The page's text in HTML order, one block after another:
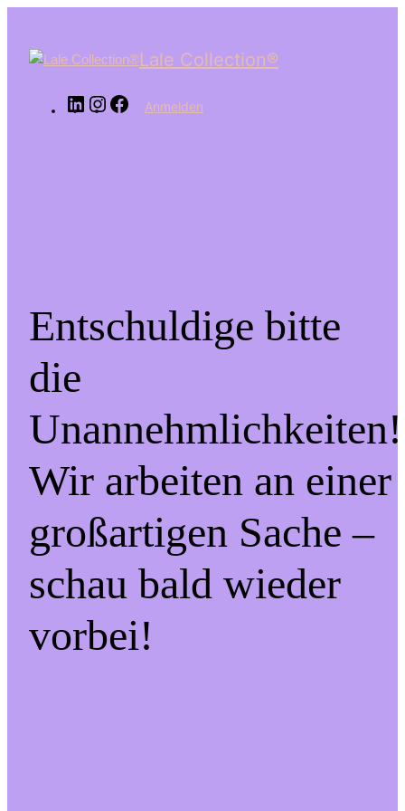
Lale Collection®
LinkedIn
Instagram
Facebook
Anmelden
Entschuldige bitte
die
Unannehmlichkeiten!
Wir arbeiten an einer
großartigen Sache –
schau bald wieder
vorbei!